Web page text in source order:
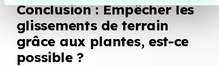
Conclusion : Empêcher les
glissements de terrain
grâce aux plantes, est-ce
possible ?